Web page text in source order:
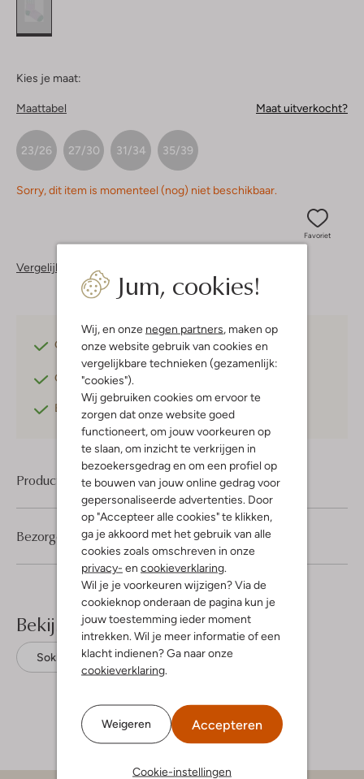
Jum, cookies!
Wij, en onze negen partners , maken op
onze website gebruik van cookies en
vergelijkbare technieken (gezamenlijk:
"cookies").
Wij gebruiken cookies om ervoor te
zorgen dat onze website goed
functioneert, om jouw voorkeuren op
te slaan, om inzicht te verkrijgen in
bezoekersgedrag en om een profiel op
te bouwen van jouw online gedrag voor
gepersonaliseerde advertenties. Door
op "Accepteer alle cookies" te klikken,
ga je akkoord met het gebruik van alle
cookies zoals omschreven in onze
privacy- en cookieverklaring
Wil je je voorkeuren wijzigen? Via de
cookieknop onderaan de pagina kun je
jouw toestemming ieder moment
intrekken. Wil je meer informatie of een
klacht indienen? Ga naar onze
cookieverklaring
Weigeren Accepteren
Cookie-instellingen
Kies je maat:
Maattabel Maat uitverkocht?
23/26 27/30 31/34 35/39
Sorry, dit item is momenteel (nog) niet beschikbaar.
Favoriet
Vergelijkbare items
Gratis verzendingvanaf €75,-
Gratis retourneren
Betaal achteraf met Klarna
Product informatie
Bezorgen & retourneren
Bekijk meer
Sokken Mp Denmark